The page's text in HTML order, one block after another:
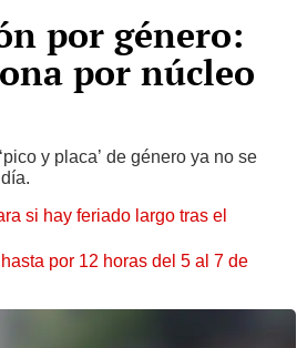
por género:
por núcleo
y placa’ de género ya no se
si hay feriado largo tras el
por 12 horas del 5 al 7 de